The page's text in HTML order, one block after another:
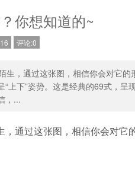
你想知道的~
评论:0
生，通过这张图，相信你会对它
“上下”姿势。这是经典的69式，
，...
通过这张图，相信你会对它